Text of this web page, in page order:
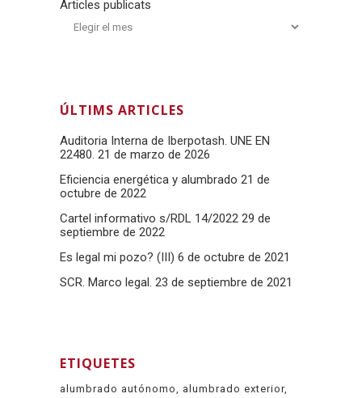
Articles publicats
ÚLTIMS ARTICLES
Auditoria Interna de Iberpotash. UNE EN
22480. 21 de marzo de 2026
Eficiencia energética y alumbrado 21 de
octubre de 2022
Cartel informativo s/RDL 14/2022 29 de
septiembre de 2022
Es legal mi pozo? (III) 6 de octubre de 2021
SCR. Marco legal. 23 de septiembre de 2021
ETIQUETES
alumbrado autónomo
alumbrado exterior